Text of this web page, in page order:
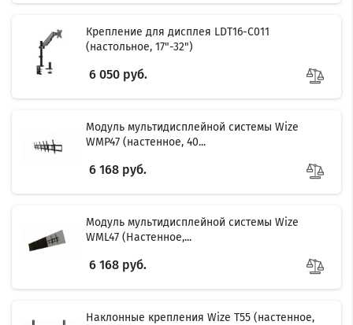
Крепление для дисплея LDT16-C011
(настольное, 17"-32")
6 050 руб.
Модуль мультидисплейной системы Wize
WMP47 (настенное, 40...
6 168 руб.
Модуль мультидисплейной системы Wize
WML47 (Настенное,...
6 168 руб.
Наклонные крепления Wize T55 (настенное,